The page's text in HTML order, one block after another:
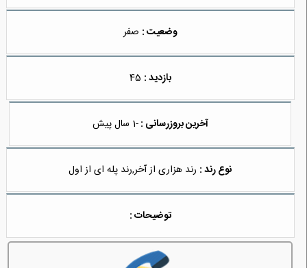
وضعیت : صفر
بازدید :
آخرین بروزرسانی :-1 سال پیش
نوع رند : رند هزاری از آخر,رند پله ای از اول
توضیحات :